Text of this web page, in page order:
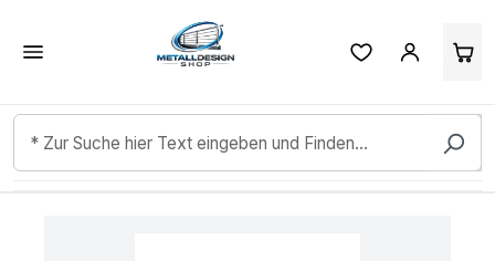
Zum Hauptinhalt springen